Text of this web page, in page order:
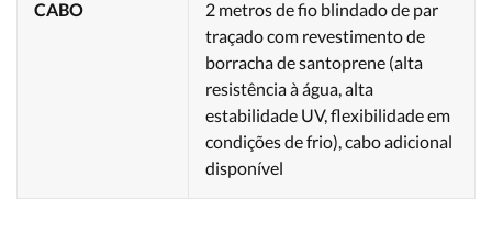
CABO
2 metros de fio blindado de par
traçado com revestimento de
borracha de santoprene (alta
resistência à água, alta
estabilidade UV, flexibilidade em
condições de frio), cabo adicional
disponível